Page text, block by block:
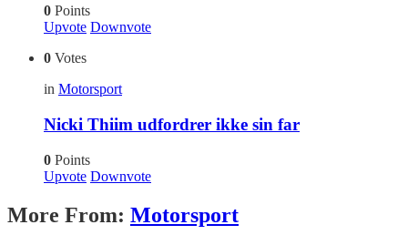
0 Points
Upvote Downvote
0 Votes
in Motorsport
Nicki Thiim udfordrer ikke sin far
0 Points
Upvote Downvote
More From: Motorsport